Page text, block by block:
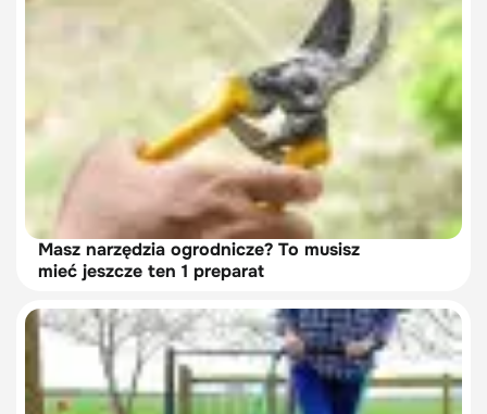
Masz narzędzia ogrodnicze? To musisz
mieć jeszcze ten 1 preparat